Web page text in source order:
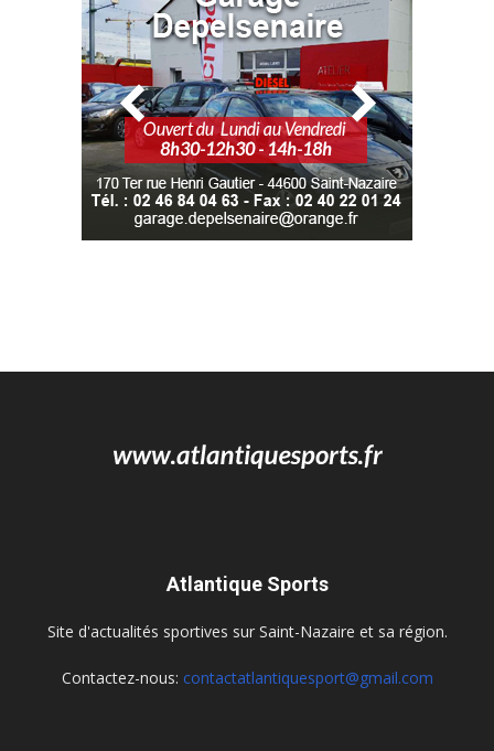
Atlantique Sports
Site d'actualités sportives sur Saint-Nazaire et sa région.
Contactez-nous: contactatlantiquesport@gmail.com